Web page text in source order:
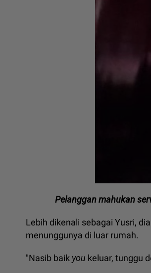
Pelanggan mahukan
Lebih dikenali sebagai Yusri,
menunggunya di luar rumah.
"Nasib baik you keluar, tunggu